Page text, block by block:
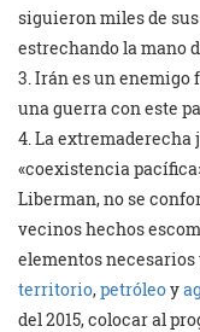
siguieron miles de
estrechando la mano
3. Irán es un
una guerra con este
4. La extremaderecha
«coexistencia
Liberman, no se
vecinos hechos
elementos
territorio,petróleoy
del 2015, colocar al